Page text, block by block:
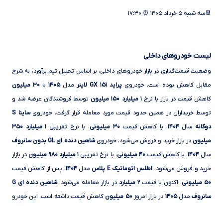
📆سه شنبه ۵ خرداد ۱۴۰۵ ⏰ ۱۷:۳۰
لیست خودروهای داخلی
وضعیت قیمت‌گذاری در بازار خودروهای داخلی، بر اساس تحلیل تیم برآورد، به شرح
مقابل کاهش بوده است. خودروی پراید ۱۵۱ GX لاینر مدل۱۴۰۵ با ۳۰ میلیون
کاهش قیمت در بازار با نرخ۱ میلیارد ۱۵۰ میلیون
توسط فروشندگان عرضه شد و
توسط خریداران در همین حدود قیمت مورد معامله قرار گرفت. خودروی
ساینا S
دوگانه سال۱۴۰۴، با کاهش قیمت۳۰ میلیونی ، با نرخ تقریبی
۱ میلیارد ۳۵۰
میلیوندر بازار خرید و فروش می‌شود. خودرویشاهین دنده ای GL بدون سانروف
سال۱۴۰۴، با کاهش قیمت۴۰ میلیونی ، با نرخ تقریبی۱ میلیارد ۹۸۰ میلیون
در بازار
خرید و فروش می‌شود. اطلس اتوماتیک E پلاس مدل۱۴۰۴، پس از کاهش قیمت
۵۰ میلیونی
، اکنون با قیمت۲ میلیارد در بازار معامله می‌شود.
شاهین دنده ای G
سانروفمدل۱۴۰۵ در بازار امروز۵۰ میلیون
کاهش قیمت داشته است. این خودرو